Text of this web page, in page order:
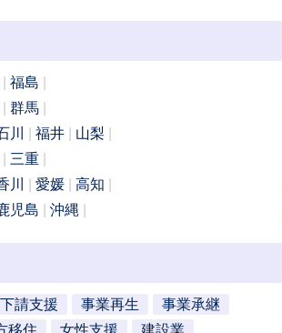
福島
群馬
川 福井
山梨
三重
川 愛媛
高知
児島 沖縄
下請支援 事業再生
事業承継
移住 女性支援
建設業